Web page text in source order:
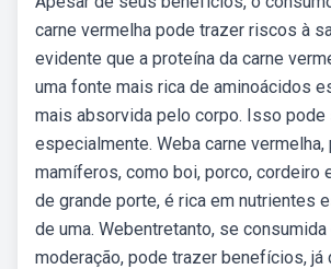
carne vermelha pode trazer riscos à
evidente que a proteína da carne
uma fonte mais rica de aminoácidos
mais absorvida pelo corpo. Isso pode
especialmente. Weba carne
mamíferos, como boi, porco, cordeiro
de grande porte, é rica em nutrientes
de uma. Webentretanto, se
moderação, pode trazer benefícios, já